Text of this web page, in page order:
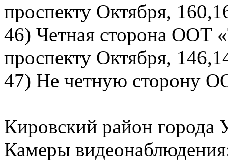
проспекту Октября,
46) Четная сторона ООТ
проспекту Октября,
47) Не четную сторону
Кировский район города
Камеры